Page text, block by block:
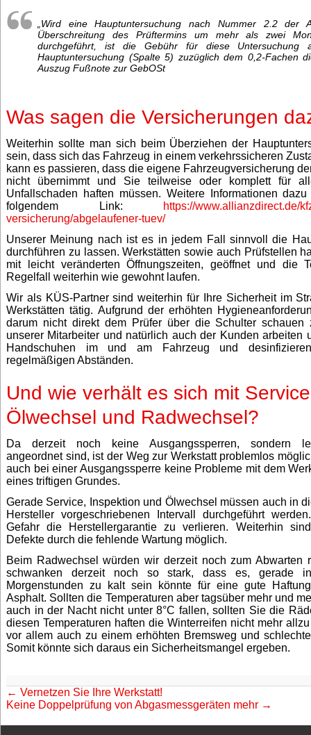
„Wird eine Hauptuntersuchung nach Nummer 2.2 der
Überschreitung des Prüftermins um mehr als zwei
durchgeführt, ist die Gebühr für diese
Hauptuntersuchung (Spalte 5) zuzüglich dem 0,2-Fachen
Auszug Fußnote zur GebOSt
Was sagen die Versicherungen
Weiterhin sollte man sich beim Überziehen der
sein, dass sich das Fahrzeug in einem verkehrssicheren
kann es passieren, dass die eigene Fahrzeugversicherung
nicht übernimmt und Sie teilweise oder komplett für
Unfallschaden haften müssen. Weitere Informationen
folgendem Link:
https://www.allianzdirect.de/
versicherung/abgelaufener-tuev/
Unserer Meinung nach ist es in jedem Fall sinnvoll die
durchführen zu lassen. Werkstätten sowie auch Prüfstellen
mit leicht veränderten Öffnungszeiten, geöffnet und die
Regelfall weiterhin wie gewohnt laufen.
Wir als KÜS-Partner sind weiterhin für Ihre Sicherheit im
Werkstätten tätig. Aufgrund der erhöhten
darum nicht direkt dem Prüfer über die Schulter schauen
unserer Mitarbeiter und natürlich auch der Kunden arbeiten
Handschuhen im und am Fahrzeug und
regelmäßigen Abständen.
Und wie verhält es sich mit
Ölwechsel und Radwechsel?
Da derzeit noch keine Ausgangssperren, sondern
angeordnet sind, ist der Weg zur Werkstatt problemlos
auch bei einer Ausgangssperre keine Probleme mit dem
eines triftigen Grundes.
Gerade Service, Inspektion und Ölwechsel müssen auch in
Hersteller vorgeschriebenen Intervall durchgeführt
Gefahr die Herstellergarantie zu verlieren. Weiterhin
Defekte durch die fehlende Wartung möglich.
Beim Radwechsel würden wir derzeit noch zum Abwarten
schwanken derzeit noch so stark, dass es, gerade
Morgenstunden zu kalt sein könnte für eine gute
Asphalt. Sollten die Temperaturen aber tagsüber mehr und
auch in der Nacht nicht unter 8°C fallen, sollten Sie die
diesen Temperaturen haften die Winterreifen nicht mehr
vor allem auch zu einem erhöhten Bremsweg und
Somit könnte sich daraus ein Sicherheitsmangel ergeben.
← Vernetzen Sie Ihre Werkstatt!
Keine Doppelprüfung von Abgasmessgeräten mehr →